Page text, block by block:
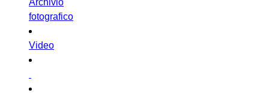
Archivio
fotografico
Video